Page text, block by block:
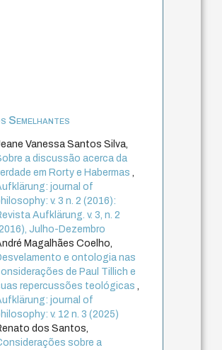
Semelhantes
Vanessa Santos Silva,
a discussão acerca da
em Rorty e Habermas
journal of
v. 3 n. 2 (2016):
Aufklärung. v. 3, n. 2
Julho-Dezembro
Magalhães Coelho,
e ontologia nas
de Paul Tillich e
repercussões teológicas
journal of
v. 12 n. 3 (2025)
dos Santos,
sobre a